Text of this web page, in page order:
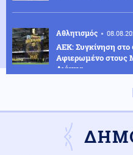
Αθλητισμός
ΑΕΚ: Συγκίνηση
Αφιερωμένο στους
Λιάκκα
Κωνσταντοπούλου:
αποτελεί έγκλημα
της